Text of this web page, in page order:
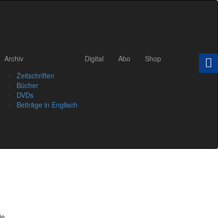
Archiv
Zeitschriften
Bücher
DVDs
Beiträge in Englisch
Digital Abo Shop